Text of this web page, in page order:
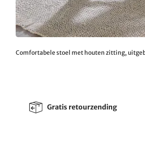
Comfortabele stoel met houten zitting,
Gratis retourzending